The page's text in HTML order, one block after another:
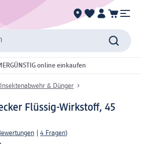
online einkaufen
Insektenabwehr & Dünger
Flüssig-Wirkstoff, 45
4 Fragen)